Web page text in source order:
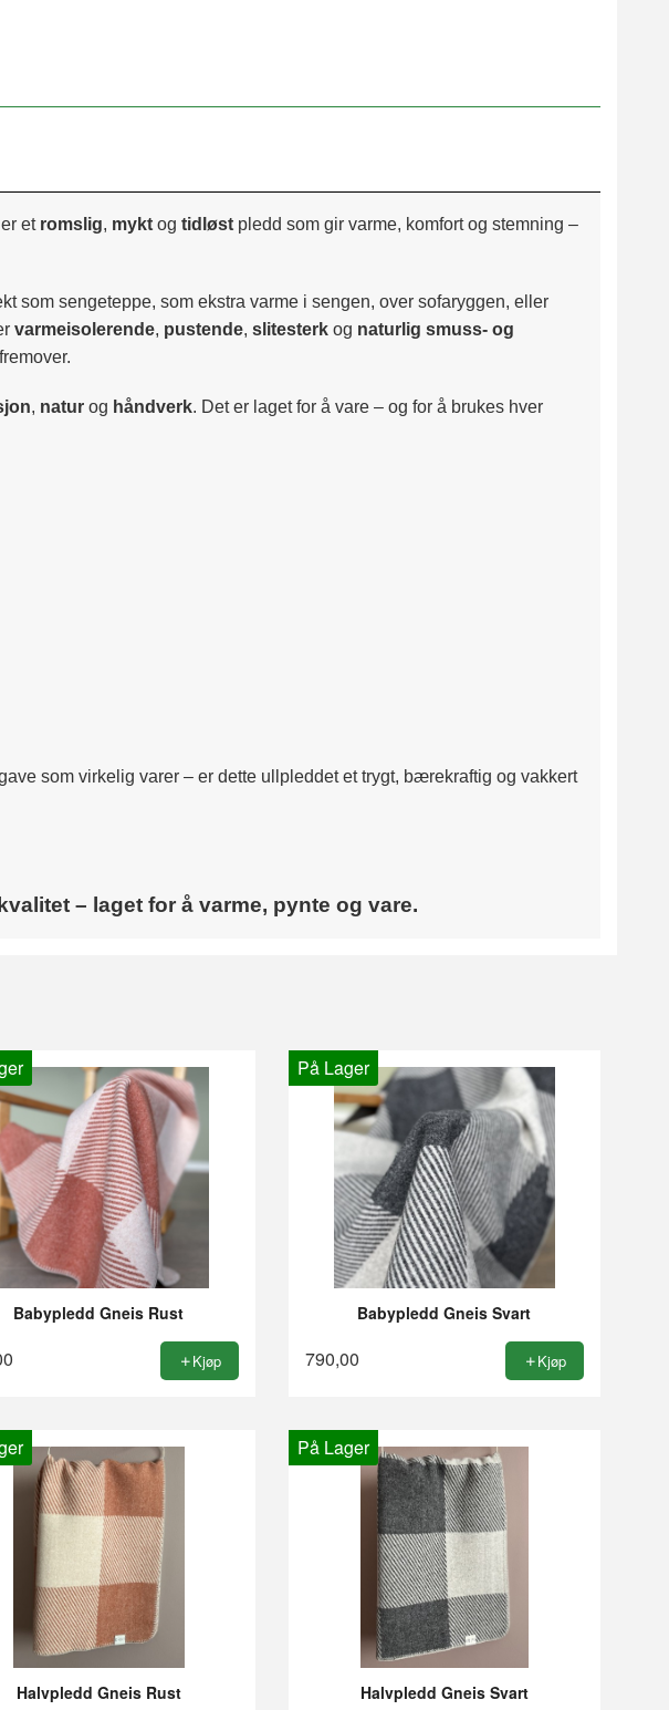
et romslig, mykt og tidløst pledd som gir varme, komfort og stemning –
som sengeteppe, som ekstra varme i sengen, over sofaryggen, eller
varmeisolerende, pustende, slitesterk og naturlig smuss- og
, natur og håndverk. Det er laget for å vare – og for å brukes hver
som virkelig varer – er dette ullpleddet et trygt, bærekraftig og vakkert
– laget for å varme, pynte og vare.
Babypledd Gneis Rust
Kjøp
På Lager
Babypledd Gneis Svart
790,00 Kjøp
Halvpledd Gneis Rust
På Lager
Halvpledd Gneis Svart